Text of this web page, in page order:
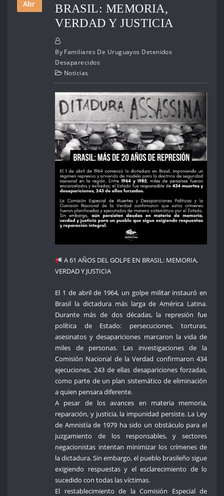
Abr
BRASIL: MEMORIA,
VERDAD Y JUSTICIA
By Familiares De Uruguayos Detenidos
Desaparecidos
Noticias
A 61 AÑOS DEL GOLPE EN BRASIL: MEMORIA,
VERDAD Y JUSTICIA
El 1 de abril de 1964, un golpe militar instauró en
Brasil la dictadura más larga de América Latina.
Durante más de dos décadas, la represión fue
política de Estado: persecuciones, torturas,
asesinatos y desapariciones marcaron la vida de
miles de personas. Las investigaciones de la
Comisión Nacional de la Verdad confirmaron 434
ejecuciones, 243 de ellas desapariciones forzadas,
como parte de un plan sistemático de eliminación
a quien pensara diferente.
A pesar de los avances en materia memoria,
reparación, y justicia, la impunidad persiste. La Ley
de Amnistía de 1979 ha sido un obstáculo para el
juzgamiento de los responsables, y sectores
negacionistas intentan minimizar los crímenes de
la dictadura. Sin embargo, el pueblo brasileño sigue
exigiendo respuestas y el esclarecimiento de lo
sucedido con todas las víctimas.
El restablecimiento de la Comisión Especial de